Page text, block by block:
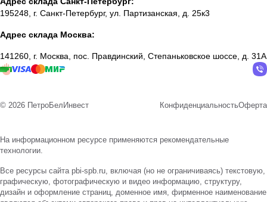
195248, г. Санкт-Петербург, ул. Партизанская, д. 25к3
Адрес склада Москва:
141260, г. Москва, пос. Правдинский, Степаньковское шоссе, д. 31А
© 2026 ПетроБелИнвест КонфиденциальностьОферта
На информационном ресурсе применяются рекомендательные
технологии.
Все ресурсы сайта pbi-spb.ru, включая (но не ограничиваясь) текстовую,
графическую, фотографическую и видео информацию, структуру,
дизайн и оформление страниц, доменное имя, фирменное наименование